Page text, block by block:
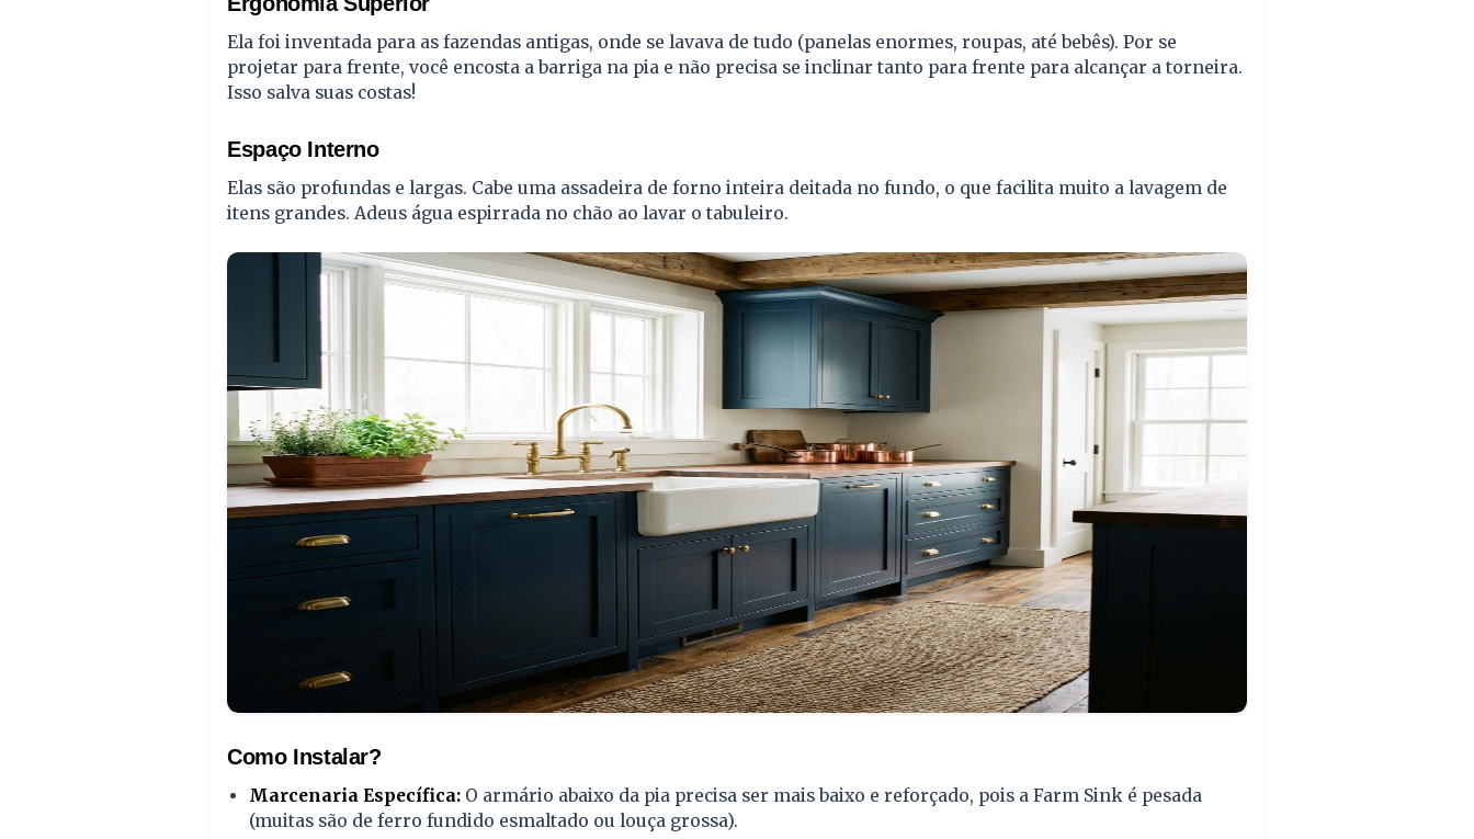
Ela foi inventada para as fazendas antigas, onde se lavava de tudo (panelas enormes, roupas, até bebês). Por se
projetar para frente, você encosta a barriga na pia e não precisa se inclinar tanto para frente para alcançar a torneira.
Isso salva suas costas!
Espaço Interno
Elas são profundas e largas. Cabe uma assadeira de forno inteira deitada no fundo, o que facilita muito a lavagem de
itens grandes. Adeus água espirrada no chão ao lavar o tabuleiro.
Como Instalar?
Marcenaria Específica: O armário abaixo da pia precisa ser mais baixo e reforçado, pois a Farm Sink é pesada
(muitas são de ferro fundido esmaltado ou louça grossa).